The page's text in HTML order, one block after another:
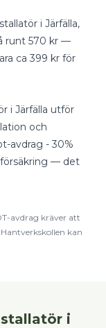
i Järfälla,
runt 570 kr —
ca 399 kr för
i Järfälla utför
och
avdrag - 30%
— det
-avdrag kräver att
kan
i